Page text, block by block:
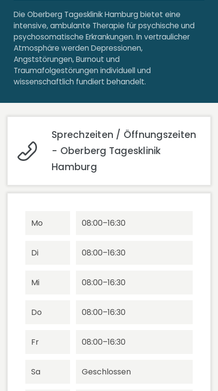
Die Oberberg Tagesklinik Hamburg bietet eine
intensive, ambulante Therapie für psychische und
psychosomatische Erkrankungen. In vertraulicher
Atmosphäre werden Depressionen,
Angststörungen, Burnout und
Traumafolgestörungen individuell und
wissenschaftlich fundiert behandelt.
Sprechzeiten / Öffnungszeiten
- Oberberg Tagesklinik
Hamburg
Mo 08:00–16:30
Di 08:00–16:30
Mi 08:00–16:30
Do 08:00–16:30
Fr 08:00–16:30
Sa Geschlossen